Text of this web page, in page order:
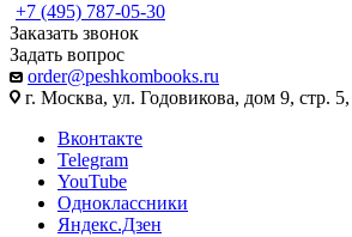
+7 (495) 787-05-30
Заказать звонок
Задать вопрос
order@peshkombooks.ru
г. Москва, ул. Годовикова, дом 9, стр.
Вконтакте
Telegram
YouTube
Одноклассники
Яндекс.Дзен